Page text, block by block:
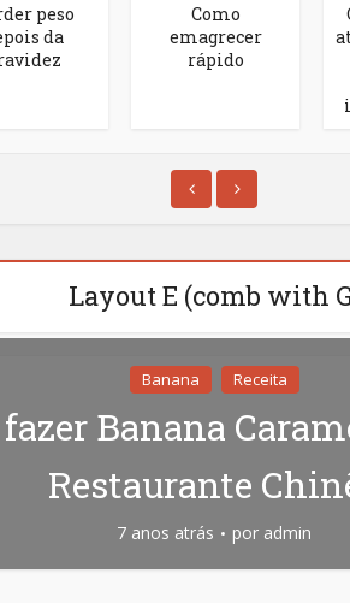
peso
da
Como
emagrecer
rápido
Layout E (comb with
Banana Receita
Banana
Restaurante
7 anos atrás por admin